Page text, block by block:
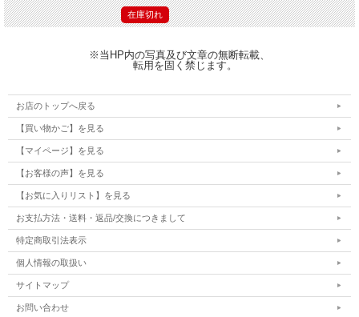
在庫切れ
※当HP内の写真及び文章の無断転載、
転用を固く禁じます。
お店のトップへ戻る
【買い物かご】を見る
【マイページ】を見る
【お客様の声】を見る
【お気に入りリスト】を見る
お支払方法・送料・返品/交換につきまして
特定商取引法表示
個人情報の取扱い
サイトマップ
お問い合わせ